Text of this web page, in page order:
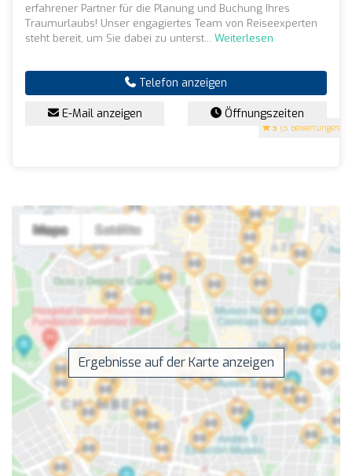
5 (5 Bewertungen)
erfahrener Partner für die Planung und Buchung Ihres
Traumurlaubs! Unser engagiertes Team von Reiseexperten
steht bereit, um Sie dabei zu unterst... Weiterlesen
Telefon anzeigen
E-Mail anzeigen Öffnungszeiten
Ergebnisse auf der Karte anzeigen